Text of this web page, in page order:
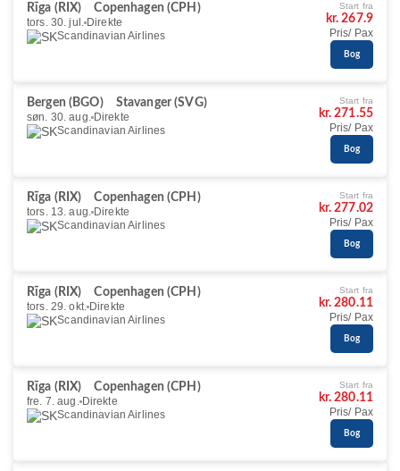
Rīga (RIX)
Copenhagen (CPH)
tors. 30. jul. Direkte
Scandinavian Airlines
Start fra
kr. 267.9
Pris/ Pax
Bog
Bergen (BGO)
Stavanger (SVG)
søn. 30. aug. Direkte
Scandinavian Airlines
Start fra
kr. 271.55
Pris/ Pax
Bog
Rīga (RIX)
Copenhagen (CPH)
tors. 13. aug. Direkte
Scandinavian Airlines
Start fra
kr. 277.02
Pris/ Pax
Bog
Rīga (RIX)
Copenhagen (CPH)
tors. 29. okt. Direkte
Scandinavian Airlines
Start fra
kr. 280.11
Pris/ Pax
Bog
Rīga (RIX)
Copenhagen (CPH)
fre. 7. aug. Direkte
Scandinavian Airlines
Start fra
kr. 280.11
Pris/ Pax
Bog